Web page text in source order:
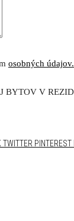
osobných údajov.
TWITTER PINTEREST